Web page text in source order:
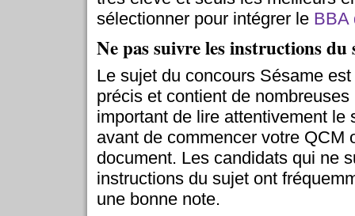
sélectionner pour intégrer le BBA
Ne pas suivre les instructions du
Le sujet du concours Sésame
précis et contient de
important de lire attentivement le
avant de commencer votre QCM
document. Les candidats qui ne
instructions du sujet ont
une bonne note.